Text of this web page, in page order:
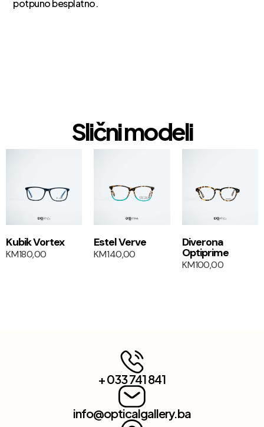
potpuno besplatno.
Slični modeli
1+1
Kubik Vortex
KM180,00
Estel Verve
KM140,00
1+1
Diverona
Optiprime
KM100,00
+ 033 741 841
info@opticalgallery.ba